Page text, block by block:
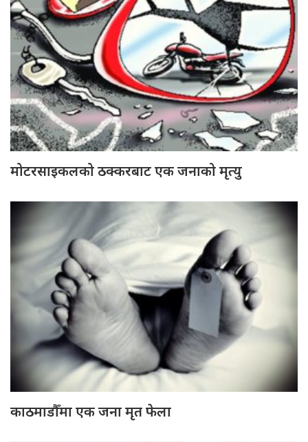
मोटरसाइकलको ठक्करबाट एक जनाको मृत्यु
काठमाडौँमा एक जना मृत फेला